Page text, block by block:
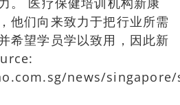
他们向来致力于把行业所需
希望学员学以致用，因此新
news/singapore/